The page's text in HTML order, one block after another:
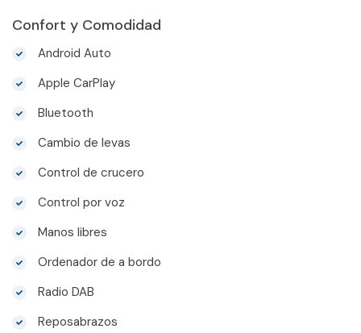
Confort y Comodidad
Android Auto
Apple CarPlay
Bluetooth
Cambio de levas
Control de crucero
Control por voz
Manos libres
Ordenador de a bordo
Radio DAB
Reposabrazos